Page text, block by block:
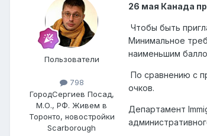
Пользователи
798
ГородСергиев Посад,
М.О., РФ. Живем в
Торонто, новостройки
Scarborough
26 мая Канада
Чтобы быть
Минимальное
наименьшим
По сравнению с
очков.
Департамент